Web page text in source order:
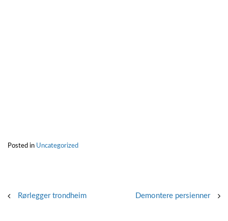
Posted in Uncategorized
PostRørlegger trondheim Demontere persienner